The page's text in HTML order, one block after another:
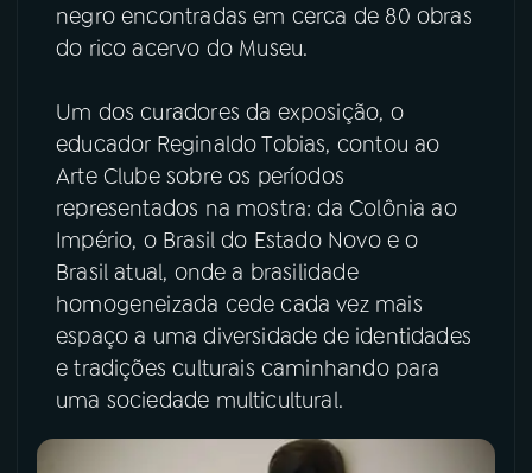
YouTube
TikTok
negro encontradas em cerca de 80 obras
do rico acervo do Museu.
Um dos curadores da exposição, o
educador Reginaldo Tobias, contou ao
Arte Clube sobre os períodos
representados na mostra: da Colônia ao
Império, o Brasil do Estado Novo e o
Brasil atual, onde a brasilidade
homogeneizada cede cada vez mais
espaço a uma diversidade de identidades
e tradições culturais caminhando para
uma sociedade multicultural.